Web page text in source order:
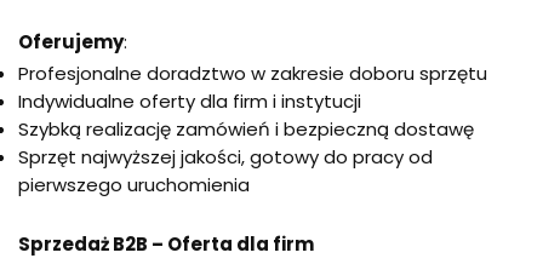
Oferujemy:
Profesjonalne doradztwo w zakresie doboru sprzętu
Indywidualne oferty dla firm i instytucji
Szybką realizację zamówień i bezpieczną dostawę
Sprzęt najwyższej jakości, gotowy do pracy od
pierwszego uruchomienia
Sprzedaż B2B – Oferta dla firm